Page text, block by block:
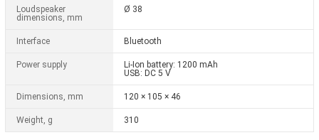
Loudspeaker
dimensions, mm
Ø 38
Interfacе Bluetooth
Power supply
Li-Ion battery: 1200 mAh
USB: DC 5 V
Dimensions, mm 120 × 105 × 46
Weight, g 310